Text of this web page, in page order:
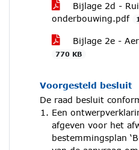
Bijlage 2d -
onderbouwing.pdf
Bijlage 2e -
770 KB
Voorgesteld besluit
De raad besluit
Een
afgeven voor het
bestemmingsplan